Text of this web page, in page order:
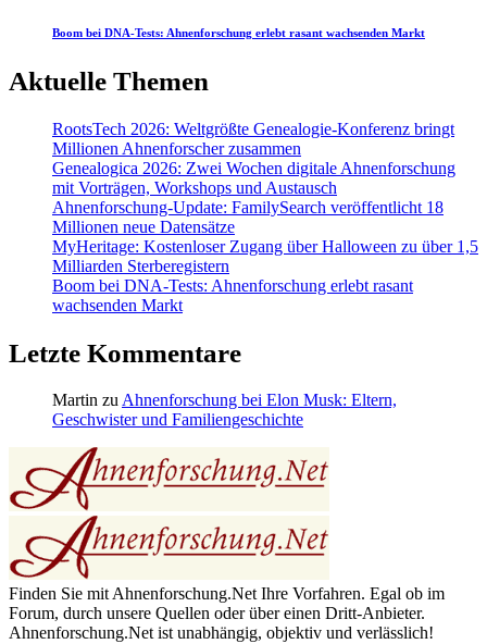
Boom bei DNA-Tests: Ahnenforschung erlebt rasant wachsenden Markt
Aktuelle Themen
RootsTech 2026: Weltgrößte Genealogie-Konferenz bringt
Millionen Ahnenforscher zusammen
Genealogica 2026: Zwei Wochen digitale Ahnenforschung
mit Vorträgen, Workshops und Austausch
Ahnenforschung-Update: FamilySearch veröffentlicht 18
Millionen neue Datensätze
MyHeritage: Kostenloser Zugang über Halloween zu über 1,5
Milliarden Sterberegistern
Boom bei DNA-Tests: Ahnenforschung erlebt rasant
wachsenden Markt
Letzte Kommentare
Martin zu Ahnenforschung bei Elon Musk: Eltern,
Geschwister und Familiengeschichte
Finden Sie mit Ahnenforschung.Net Ihre Vorfahren. Egal ob im
Forum, durch unsere Quellen oder über einen Dritt-Anbieter.
Ahnenforschung.Net ist unabhängig, objektiv und verlässlich!